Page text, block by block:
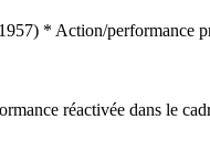
* Action/
réactivée dans le